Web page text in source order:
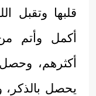
قلبها وتقبل
أكمل وأتم
أكثرهم،
يحصل بالذكر،